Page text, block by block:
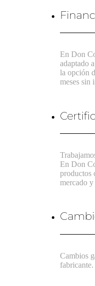
En Don
adaptado
la opción
meses sin
En Don
productos
mercado
Cambios